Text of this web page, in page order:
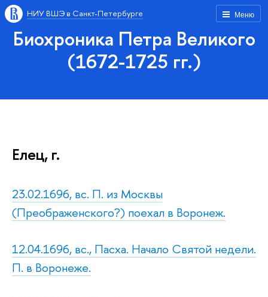
Меню
НИУ ВШЭ в Санкт-Петербурге
Биохроника Петра Великого
(1672-1725 гг.)
Елец, г.
23.02.1696, вс. П. из Москвы
(Преображенского?) поехал в Воронеж.
12.04.1696, вс., Пасха. Начало Святой недели.
П. в Воронеже.